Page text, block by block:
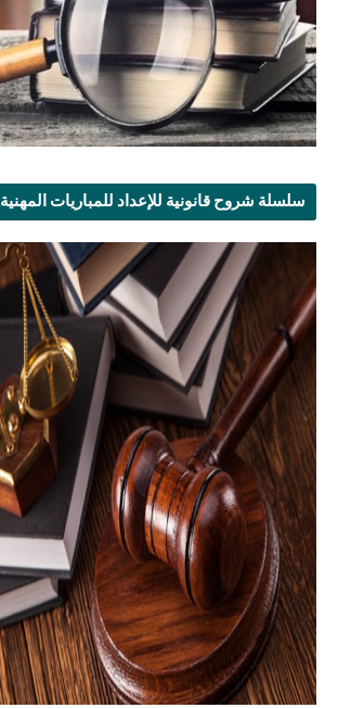
سلسلة شروح قانونية للإعداد للمباريات المهنية